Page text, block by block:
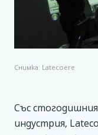
Снимка: Latecoere
Със
индустрия,